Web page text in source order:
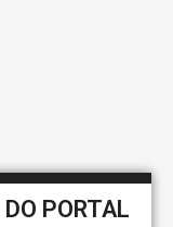
PORTAL